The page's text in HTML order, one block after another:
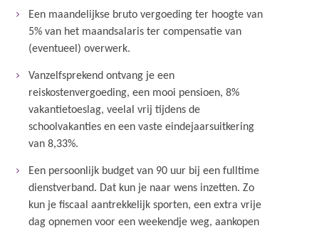
Een maandelijkse bruto vergoeding ter hoogte van
5% van het maandsalaris ter compensatie van
(eventueel) overwerk.
Vanzelfsprekend ontvang je een
reiskostenvergoeding, een mooi pensioen, 8%
vakantietoeslag, veelal vrij tijdens de
schoolvakanties en een vaste eindejaarsuitkering
van 8,33%.
Een persoonlijk budget van 90 uur bij een fulltime
dienstverband. Dat kun je naar wens inzetten. Zo
kun je fiscaal aantrekkelijk sporten, een extra vrije
dag opnemen voor een weekendje weg, aankopen